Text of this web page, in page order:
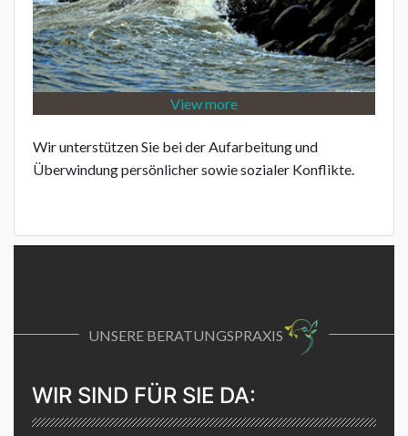
View more
Wir unterstützen Sie bei der Aufarbeitung und
Überwindung persönlicher sowie sozialer Konflikte.
UNSERE BERATUNGSPRAXIS
WIR SIND FÜR SIE DA: